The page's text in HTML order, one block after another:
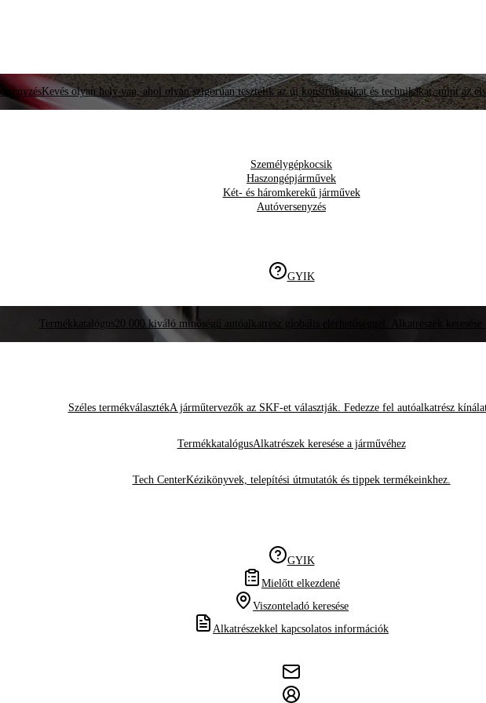
Kevés olyan hely van, ahol olyan szigorúan tesztelik az új konstrukciókat és technikákat, mint az
Személygépkocsik
Haszongépjárművek
Két- és háromkerekű járművek
Autóversenyzés
GYIK
Termékkatalógus20 000 kiváló minőségű autóalkatrész globális elérhetőséggel. Alkatrészek keresése
Széles termékválasztékA járműtervezők az SKF-et választják. Fedezze fel autóalkatrész
TermékkatalógusAlkatrészek keresése a járművéhez
Tech CenterKézikönyvek, telepítési útmutatók és tippek termékeinkhez.
GYIK
Mielőtt elkezdené
Viszonteladó keresése
Alkatrészekkel kapcsolatos információk